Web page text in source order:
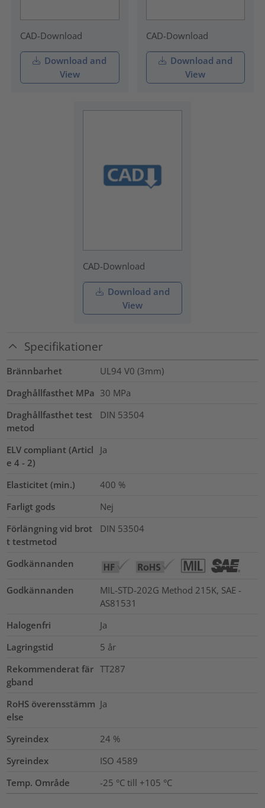
CAD-Download
Download and
View
CAD-Download
Download and
View
CAD-Download
Download and
View
Specifikationer
Brännbarhet
UL94 V0 (3mm)
Draghållfasthet MPa 30 MPa
Draghållfasthet test
metod
DIN 53504
ELV compliant (Articl
e 4 - 2)
Ja
Elasticitet (min.) 400 %
Farligt gods
Nej
Förlängning vid brot
t testmetod
DIN 53504
Godkännanden
Godkännanden
MIL-STD-202G Method 215K, SAE -
AS81531
Halogenfri
Ja
Lagringstid
5 år
Rekommenderat fär
gband
TT287
RoHS överensstämm
else
Ja
Syreindex 24 %
Syreindex
ISO 4589
Temp. Område
-25 °C till +105 °C